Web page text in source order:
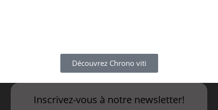
Découvrez Chrono viti
Inscrivez-vous à notre newsletter!